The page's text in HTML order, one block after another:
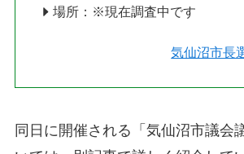
場所：※現在調査中です
気仙沼市長
同日に開催される「気仙沼市議会